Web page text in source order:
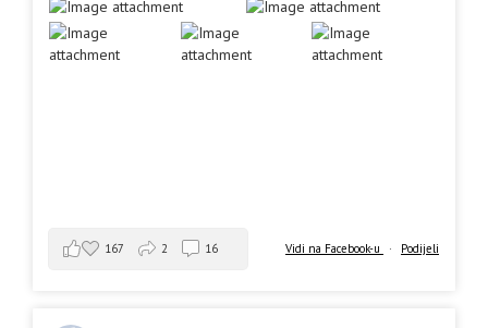
Vidi na Facebook-u · Podijeli
167 2 16